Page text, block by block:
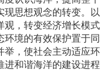
现思想观念的转变。
观，转变经济增长模
环境的有效保护置于
举，使社会主动适应
和谐海洋的建设进程